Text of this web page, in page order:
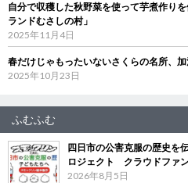
自分で収穫した秋野菜を使って芋煮作り
ランドむさしの村」
2025年11月4日
春だけじゃもったいないさくらの名所、
2025年10月23日
ふむふむ
四日市の公害克服の歴史を
ロジェクト クラウドファ
2026年8月5日